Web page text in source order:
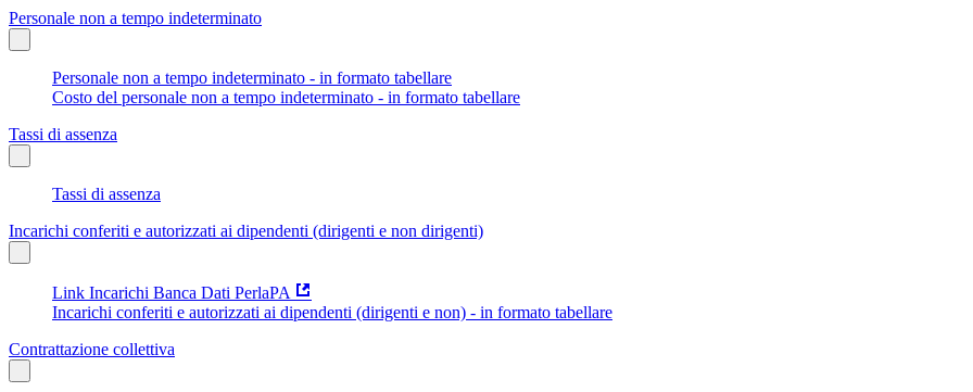
Personale non a tempo indeterminato
Personale non a tempo indeterminato - in formato tabellare
Costo del personale non a tempo indeterminato - in formato tabellare
Tassi di assenza
Tassi di assenza
Incarichi conferiti e autorizzati ai dipendenti (dirigenti e non dirigenti)
Link Incarichi Banca Dati PerlaPA
Incarichi conferiti e autorizzati ai dipendenti (dirigenti e non) - in formato tabellare
Contrattazione collettiva